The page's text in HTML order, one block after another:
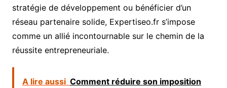
stratégie de développement ou bénéficier d’un
réseau partenaire solide, Expertiseo.fr s’impose
comme un allié incontournable sur le chemin de la
réussite entrepreneuriale.
A lire aussi Comment réduire son imposition